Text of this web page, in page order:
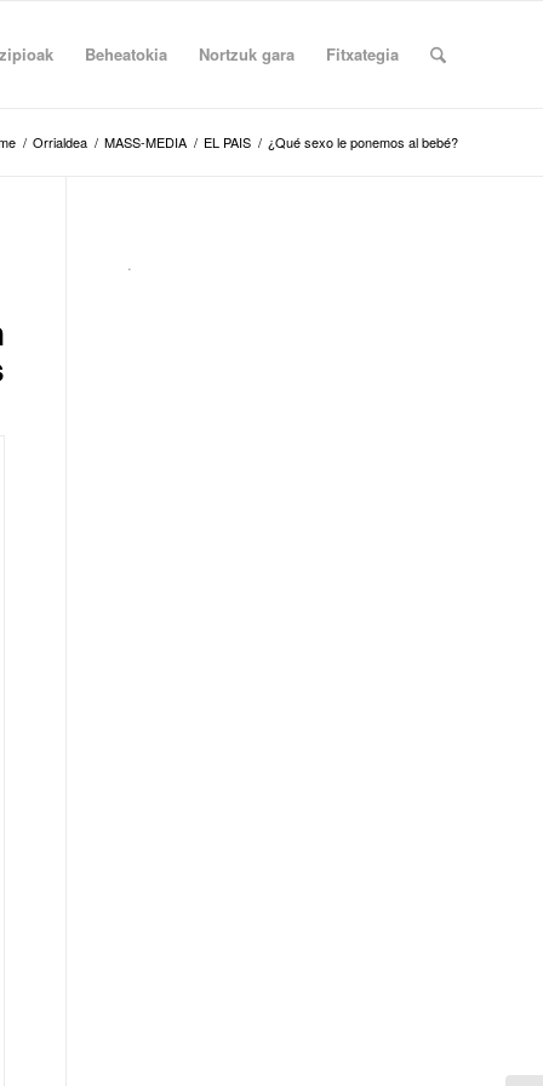
Beheatokia Nortzuk gara Fitxategia
/ Orrialdea / MASS-MEDIA / EL PAIS / ¿Qué sexo le ponemos al bebé?
.